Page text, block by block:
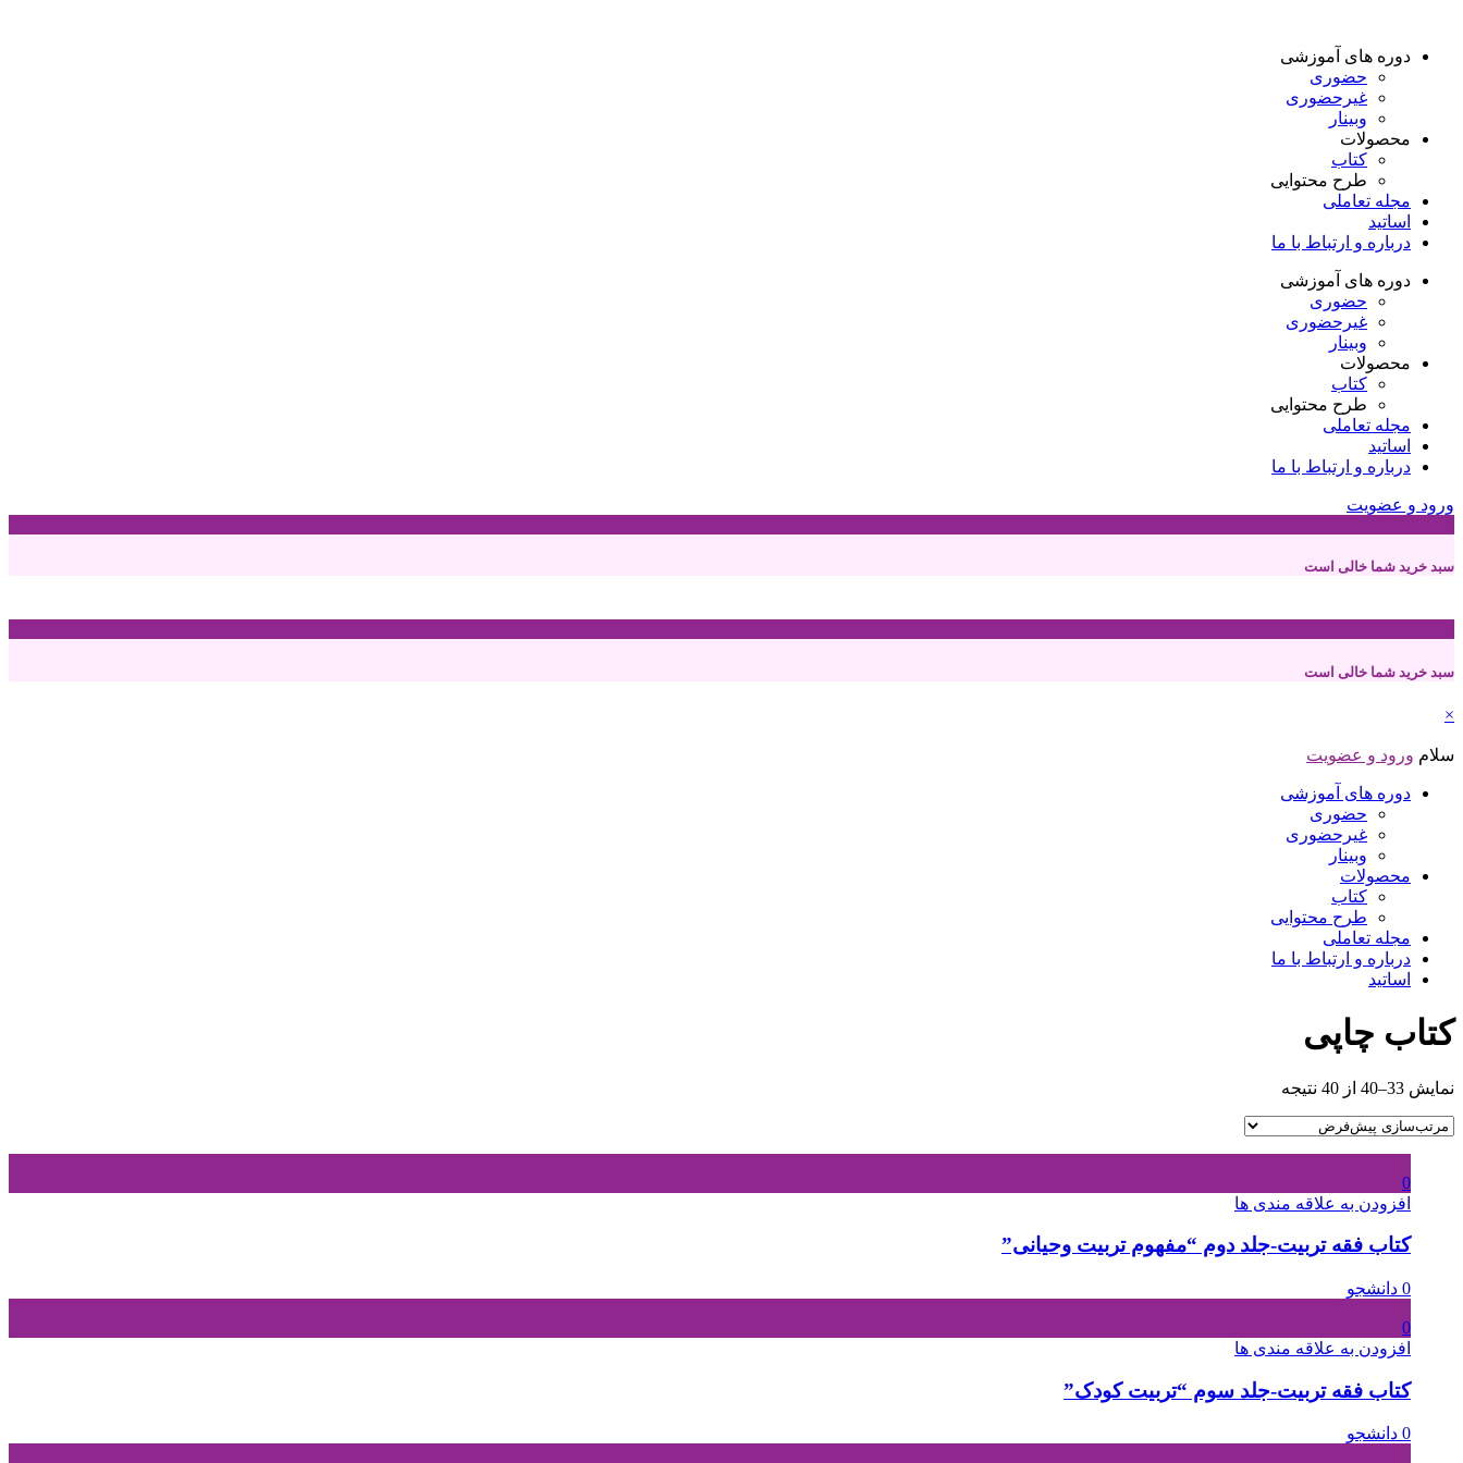
دوره های آموزشی
حضوری
غیرحضوری
وبینار
محصولات
کتاب
طرح محتوایی
مجله تعاملی
اساتید
درباره و ارتباط با ما
دوره های آموزشی
حضوری
غیرحضوری
وبینار
محصولات
کتاب
طرح محتوایی
مجله تعاملی
اساتید
درباره و ارتباط با ما
ورود و عضویت
سبد خرید شما خالی است
سبد خرید شما خالی است
×
سلام ورود و عضویت
دوره های آموزشی
حضوری
غیرحضوری
وبینار
محصولات
کتاب
طرح محتوایی
مجله تعاملی
درباره و ارتباط با ما
اساتید
کتاب چاپی
نمایش 33–40 از 40 نتیجه
0
افزودن به علاقه مندی ها
کتاب فقه تربیت-جلد دوم “مفهوم تربیت وحیانی”
0 دانشجو
0
افزودن به علاقه مندی ها
کتاب فقه تربیت-جلد سوم “تربیت کودک”
0 دانشجو